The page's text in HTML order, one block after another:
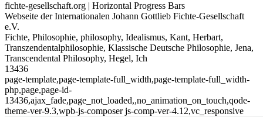
fichte-gesellschaft.org | Horizontal Progress Bars
Webseite der Internationalen Johann Gottlieb Fichte-Gesellschaft
e.V.
Fichte, Philosophie, philosophy, Idealismus, Kant, Herbart,
Transzendentalphilosophie, Klassische Deutsche Philosophie, Jena,
Transcendental Philosophy, Hegel, Ich
13436
page-template,page-template-full_width,page-template-full_width-
php,page,page-id-
13436,ajax_fade,page_not_loaded,,no_animation_on_touch,qode-
theme-ver-9.3,wpb-js-composer js-comp-ver-4.12,vc_responsive